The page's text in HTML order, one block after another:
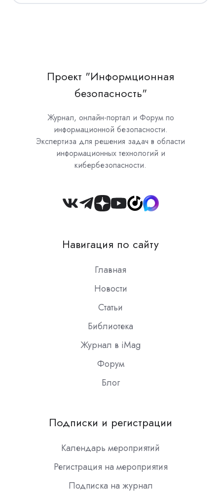
Проект "Информционная
безопасность"
Журнал, онлайн-портал и Форум по
информационной безопасности.
Экспертиза для решения задач в области
информационных технологий и
кибербезопасности.
Join
Slack
Навигация по сайту
Главная
Новости
Статьи
Библиотека
Журнал в iMag
Форум
Блог
Подписки и регистрации
Календарь мероприятий
Регистрация на мероприятия
Подписка на журнал